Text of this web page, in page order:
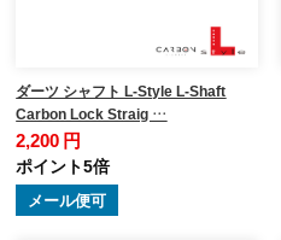
ダーツ シャフト L-Style L-Shaft
Carbon Lock Straig …
2,200 円
ポイント5倍
メール便可